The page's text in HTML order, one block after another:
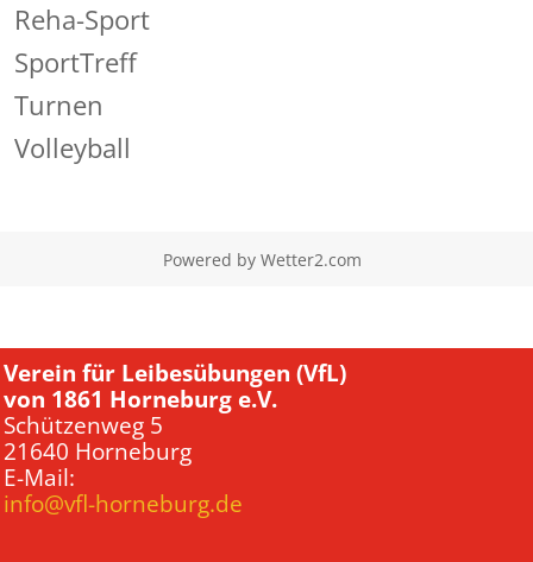
Reha-Sport
SportTreff
Turnen
Volleyball
Powered by Wetter2.com
Verein für Leibesübungen (VfL)
von 1861 Horneburg e.V.
Schützenweg 5
21640 Horneburg
E-Mail:
info@vfl-horneburg.de